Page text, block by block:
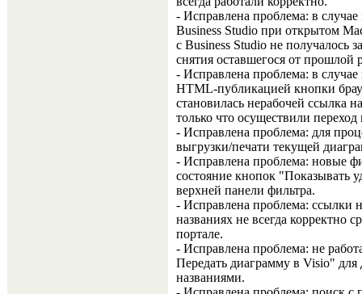
- Исправлена проблема: в
Business Studio при открытом
с Business Studio не получалось
снятия оставшегося от прошлой
- Исправлена проблема: в
HTML-публикацией кнопки
становилась нерабочей ссылка
только что осуществили переход
- Исправлена проблема: для
выгрузки/печати текущей
- Исправлена проблема: новые
состояние кнопок "Показывать
верхней панели фильтра.
- Исправлена проблема: ссылки
названиях не всегда корректно
портале.
- Исправлена проблема: не
Передать диаграмму в Visio"
названиями.